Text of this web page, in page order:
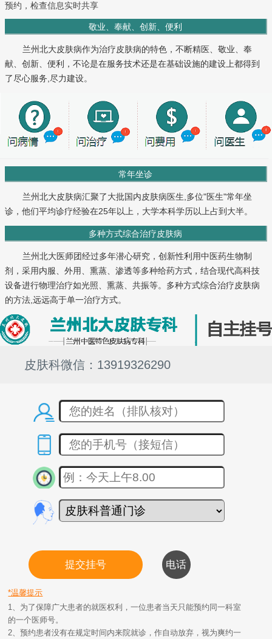
预约，检查信息实时共享
敬业、奉献、创新、便利
兰州北大皮肤病作为治疗皮肤病的特色，不断精医、敬业、奉
献、创新、便利，不论是在服务技术还是在基础设施的建设上都得到
了尽心服务,尽力建设。
常年坐诊
兰州北大皮肤病汇聚了大批国内皮肤病医生,多位"医生"常年坐
诊，他们平均诊疗经验在25年以上，大学本科学历以上占到大半。
多种方式综合治疗皮肤病
兰州北大医师团经过多年潜心研究，创新性利用中医药生物制
剂，采用内服、外用、熏蒸、渗透等多种给药方式，结合现代高科技
设备进行物理治疗如光照、熏蒸、共振等。多种方式综合治疗皮肤病
的方法,远远高于单一治疗方式。
皮肤科微信：13919326290
*温馨提示
1、为了保障广大患者的就医权利，一位患者当天只能预约同一科室
的一个医师号。
2、预约患者没有在规定时间内来院就诊，作自动放弃，视为爽约一